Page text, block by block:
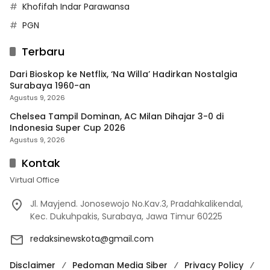
Khofifah Indar Parawansa
PGN
Terbaru
Dari Bioskop ke Netflix, ‘Na Willa’ Hadirkan Nostalgia
Surabaya 1960-an
Agustus 9, 2026
Chelsea Tampil Dominan, AC Milan Dihajar 3-0 di
Indonesia Super Cup 2026
Agustus 9, 2026
Kontak
Virtual Office
Jl. Mayjend. Jonosewojo No.Kav.3, Pradahkalikendal,
Kec. Dukuhpakis, Surabaya, Jawa Timur 60225
redaksinewskota@gmail.com
Disclaimer Pedoman Media Siber Privacy Policy